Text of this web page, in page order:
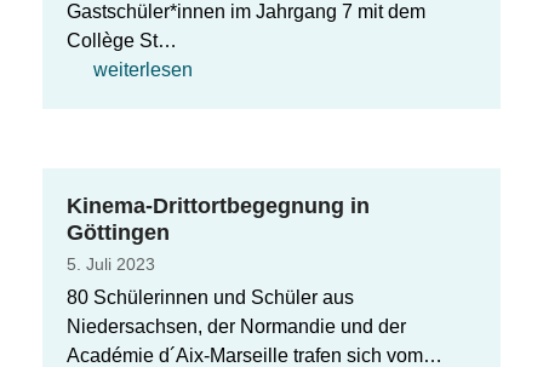
Gastschüler*innen im Jahrgang 7 mit dem
Collège St…
weiterlesen
Kinema-Drittortbegegnung in
Göttingen
5. Juli 2023
80 Schülerinnen und Schüler aus
Niedersachsen, der Normandie und der
Académie d´Aix-Marseille trafen sich vom…